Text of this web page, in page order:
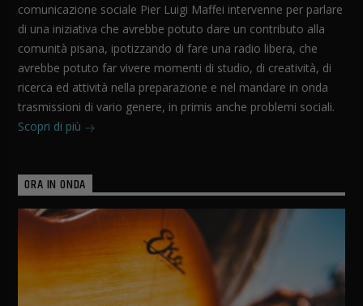
comunicazione sociale Pier Luigi Maffei intervenne per parlare
di una iniziativa che avrebbe potuto dare un contributo alla
comunità pisana, ipotizzando di fare una radio libera, che
avrebbe potuto far vivere momenti di studio, di creatività, di
ricerca ed attività nella preparazione e nel mandare in onda
trasmissioni di vario genere, in primis anche problemi sociali.
Scopri di più
ORA IN ONDA